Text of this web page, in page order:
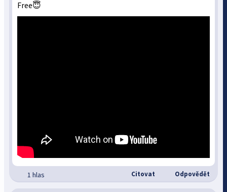
Free😇
1 hlas Citovat Odpovědět